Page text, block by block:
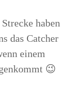
haben
das Cat­cher
einem
😉